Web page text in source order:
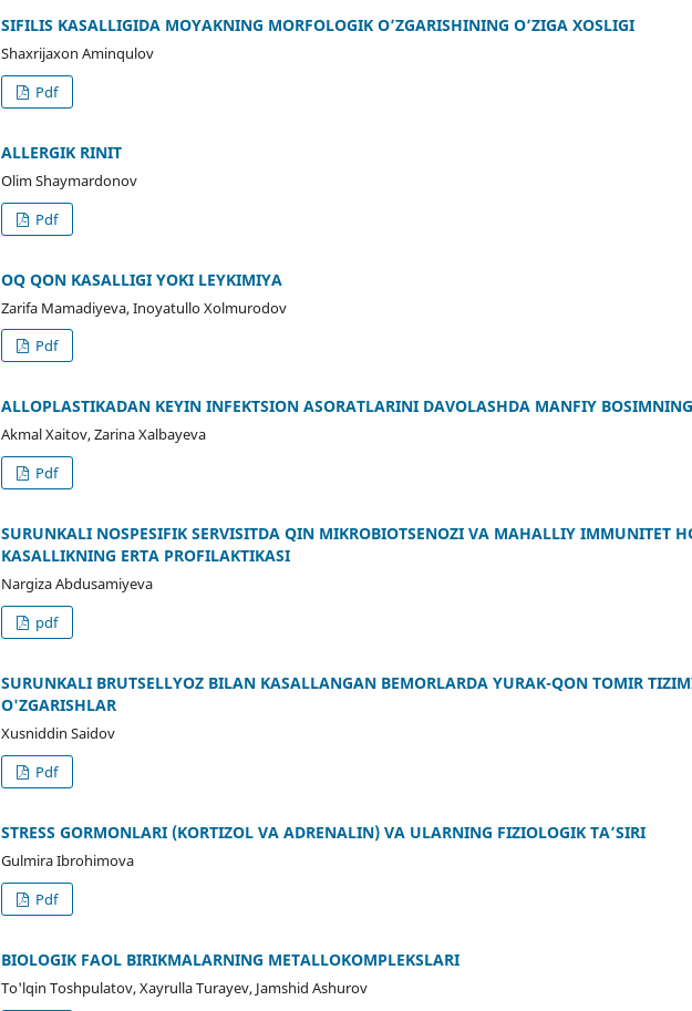
SIFILIS KASALLIGIDA MOYAKNING MORFOLOGIK O’ZGARISHINING O’ZIGA XOSLIGI
Shaxrijaxon Aminqulov
Pdf
ALLERGIK RINIT
Olim Shaymardonov
Pdf
OQ QON KASALLIGI YOKI LEYKIMIYA
Zarifa Mamadiyeva, Inoyatullo Xolmurodov
Pdf
ALLOPLASTIKADAN KEYIN INFEKTSION ASORATLARINI DAVOLASHDA MANFIY
Akmal Xaitov, Zarina Xalbayeva
Pdf
SURUNKALI NOSPESIFIK SERVISITDA QIN MIKROBIOTSENOZI VA MAHALLIY IMMUNITET
KASALLIKNING ERTA PROFILAKTIKASI
Nargiza Abdusamiyeva
pdf
SURUNKALI BRUTSELLYOZ BILAN KASALLANGAN BEMORLARDA YURAK-QON TOMIR
O'ZGARISHLAR
Xusniddin Saidov
Pdf
STRESS GORMONLARI (KORTIZOL VA ADRENALIN) VA ULARNING FIZIOLOGIK TA’SIRI
Gulmira Ibrohimova
Pdf
BIOLOGIK FAOL BIRIKMALARNING METALLOKOMPLEKSLARI
To'lqin Toshpulatov, Xayrulla Turayev, Jamshid Ashurov